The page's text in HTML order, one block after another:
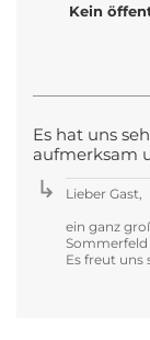
Kein
Es hat uns
aufmerksam
Lieber Gast,
ein ganz
Sommerfeld
Es freut uns